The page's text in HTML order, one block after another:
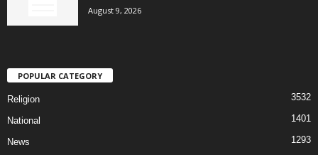
August 9, 2026
POPULAR CATEGORY
Religion 3532
National 1401
News 1293